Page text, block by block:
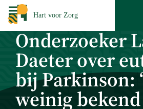
Hart voor Zorg
Onderzoeker
Daeter over
bij Parkinson:
weinig